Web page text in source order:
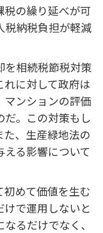
税の繰り延べが可
税納税負担が軽減
相続税節税対策
に対して政府は
マンションの評価
。この対策もし
た、生産緑地法の
る影響について
めて価値を生む
で運用しないと
るだけでなく、